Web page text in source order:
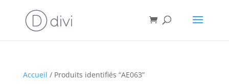
Accueil / Produits identifiés “AE063”